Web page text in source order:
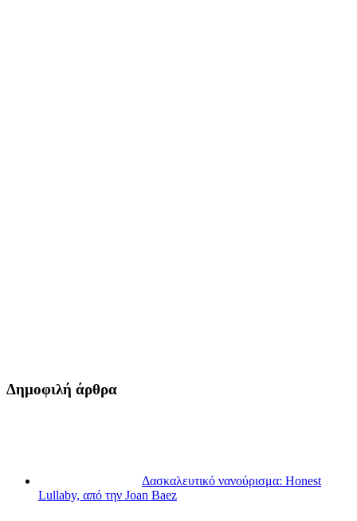
Δημοφιλή άρθρα
Δασκαλευτικό νανούρισμα: Honest
Lullaby, από την Joan Baez